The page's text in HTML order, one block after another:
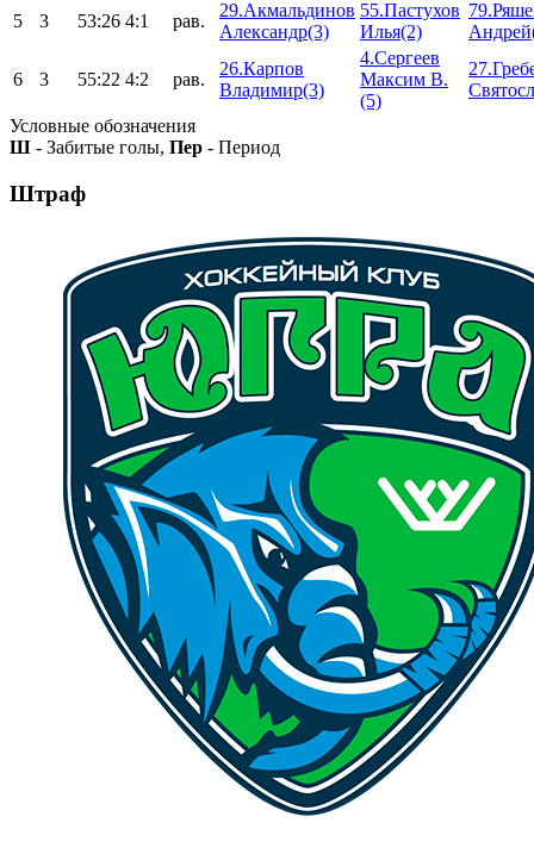
5 3 53:26 4:1 рав.
29.Акмальдинов
Александр(3)
55.Пастухов
Илья(2)
6 3 55:22 4:2 рав.
26.Карпов
Владимир(3)
4.Сергеев
Максим В.
(5)
Условные обозначения
Ш - Забитые голы, Пер - Период
Штраф